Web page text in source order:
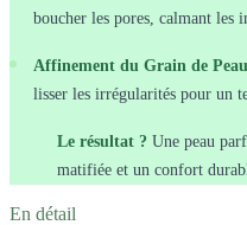
boucher les pores, calmant les
Affinement du Grain de
lisser les irrégularités pour un
Le résultat ? Une peau
matifiée et un confort
En détail